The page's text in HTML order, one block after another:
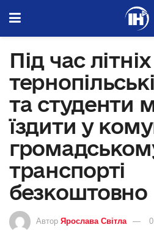
Під час
та студенти
їздити у
транспорті
безкоштовно
Автор Ярослава Світла